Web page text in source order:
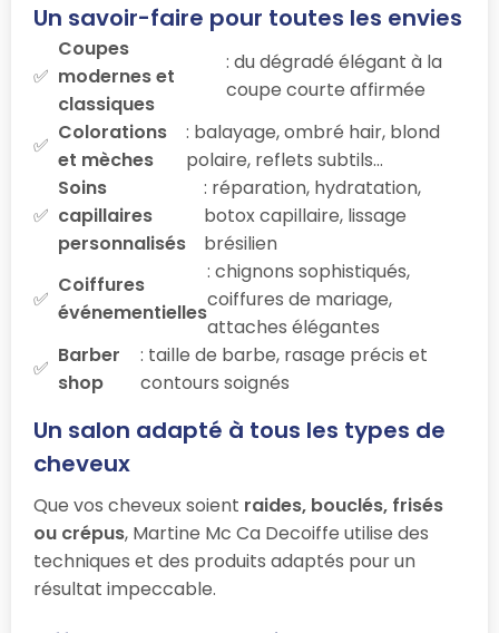
Un savoir-faire pour toutes les envies
Coupes
modernes et
classiques
: du dégradé élégant à la
coupe courte affirmée
Colorations
et mèches
: balayage, ombré hair, blond
polaire, reflets subtils…
Soins
capillaires
personnalisés
: réparation, hydratation,
botox capillaire, lissage
brésilien
Coiffures
événementielles
: chignons sophistiqués,
coiffures de mariage,
attaches élégantes
Barber
shop
: taille de barbe, rasage précis et
contours soignés
Un salon adapté à tous les types de
cheveux
Que vos cheveux soient raides, bouclés, frisés
ou crépus, Martine Mc Ca Decoiffe utilise des
techniques et des produits adaptés pour un
résultat impeccable.